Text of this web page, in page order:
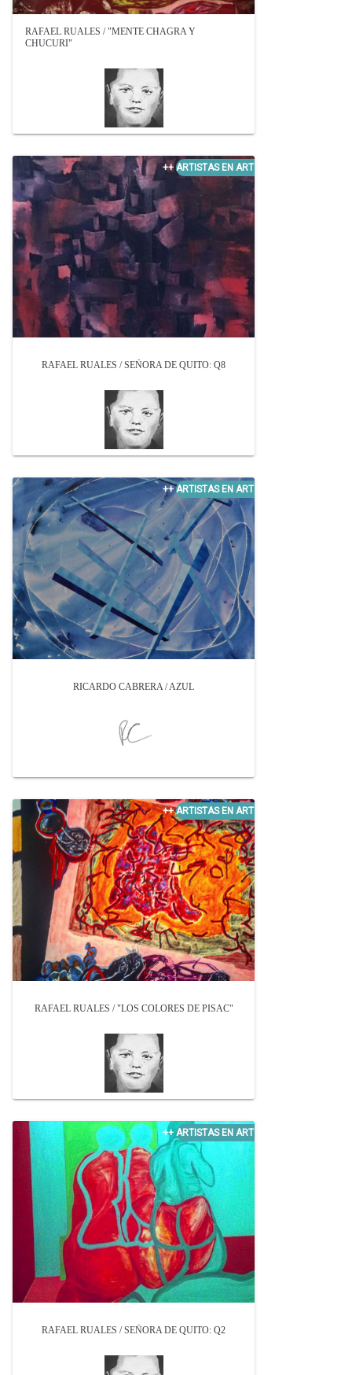
RAFAEL RUALES / "MENTE CHAGRA Y
CHUCURI"
RAFAEL RUALES / SEÑORA DE QUITO: Q8
RICARDO CABRERA / AZUL
RAFAEL RUALES / "LOS COLORES DE PISAC"
RAFAEL RUALES / SEÑORA DE QUITO: Q2